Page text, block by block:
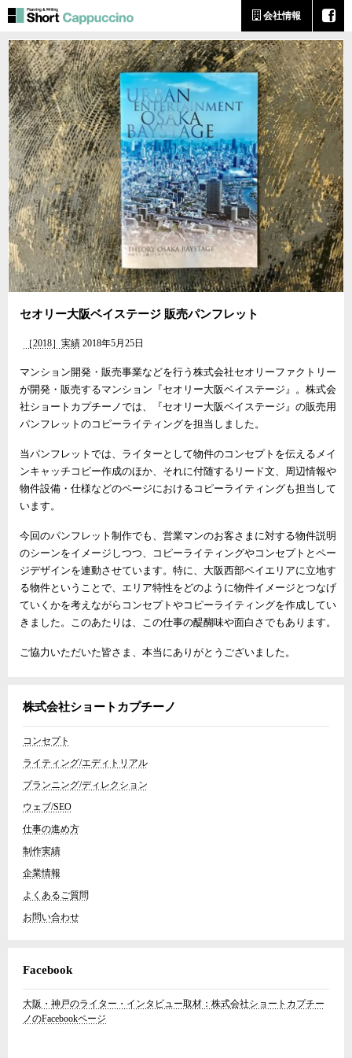
会社情報
セオリー大阪ベイステージ 販売パンフレット
［2018］実績 2018年5月25日
マンション開発・販売事業などを行う株式会社セオリーファクトリー
が開発・販売するマンション『セオリー大阪ベイステージ』。株式会
社ショートカプチーノでは、『セオリー大阪ベイステージ』の販売用
パンフレットのコピーライティングを担当しました。
当パンフレットでは、ライターとして物件のコンセプトを伝えるメイ
ンキャッチコピー作成のほか、それに付随するリード文、周辺情報や
物件設備・仕様などのページにおけるコピーライティングも担当して
います。
今回のパンフレット制作でも、営業マンのお客さまに対する物件説明
のシーンをイメージしつつ、コピーライティングやコンセプトとペー
ジデザインを連動させています。特に、大阪西部ベイエリアに立地す
る物件ということで、エリア特性をどのように物件イメージとつなげ
ていくかを考えながらコンセプトやコピーライティングを作成してい
きました。このあたりは、この仕事の醍醐味や面白さでもあります。
ご協力いただいた皆さま、本当にありがとうございました。
株式会社ショートカプチーノ
コンセプト
ライティング/エディトリアル
プランニング/ディレクション
ウェブ/SEO
仕事の進め方
制作実績
企業情報
よくあるご質問
お問い合わせ
Facebook
大阪・神戸のライター・インタビュー取材：株式会社ショートカプチー
ノのFacebookページ